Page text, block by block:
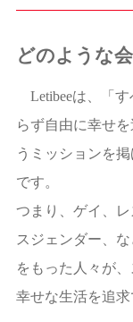
どのような
Letibeeは、「す
らず自由に幸せ
うミッションを
です。
つまり、ゲイ、
スジェンダー、
をもった人々が
幸せな生活を追求